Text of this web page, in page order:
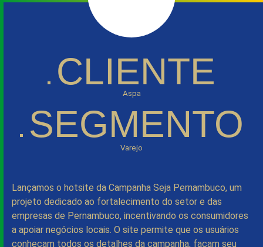
CLIENTE
Aspa
SEGMENTO
Varejo
Lançamos o hotsite da Campanha Seja Pernambuco, um
projeto dedicado ao fortalecimento do setor e das
empresas de Pernambuco, incentivando os consumidores
a apoiar negócios locais. O site permite que os usuários
conheçam todos os detalhes da campanha, façam seu